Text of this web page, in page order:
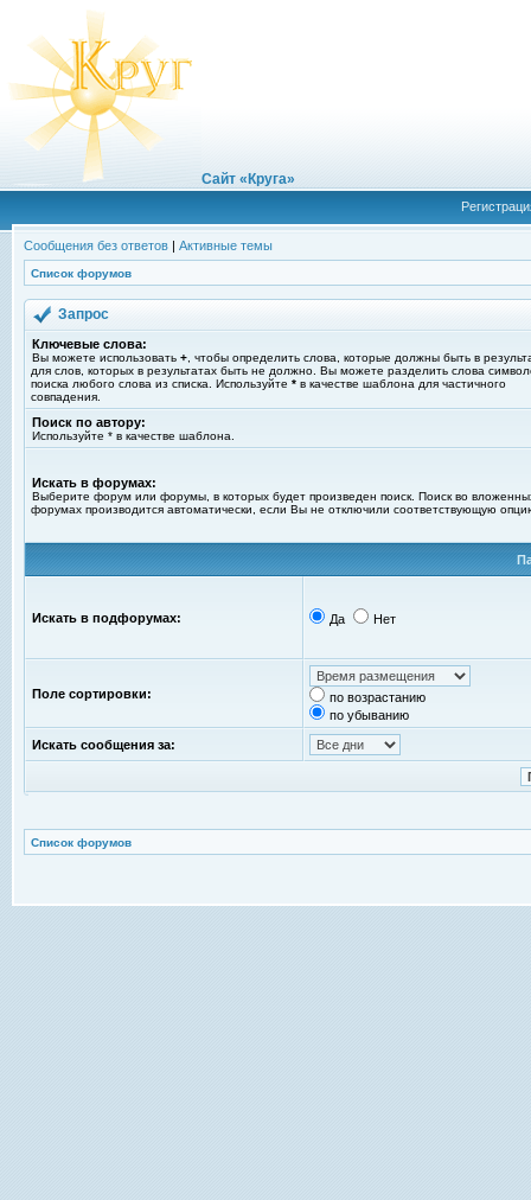
Сайт «Круга»
Сообщения без ответов | Активные темы
Список форумов
Запрос
Ключевые слова:
Вы можете использовать + , чтобы определить слова, которые должны быть в
для слов, которых в результатах быть не должно. Вы можете разделить слова
поиска любого слова из списка. Используйте * в качестве шаблона для частичного
совпадения.
Поиск по автору:
Используйте * в качестве шаблона.
Искать в форумах:
Выберите форум или форумы, в которых будет произведен поиск. Поиск во
форумах производится автоматически, если Вы не отключили соответствующую
Искать в подфорумах: Да Нет
Поле сортировки:
по возрастанию
по убыванию
Искать сообщения за:
Список форумов